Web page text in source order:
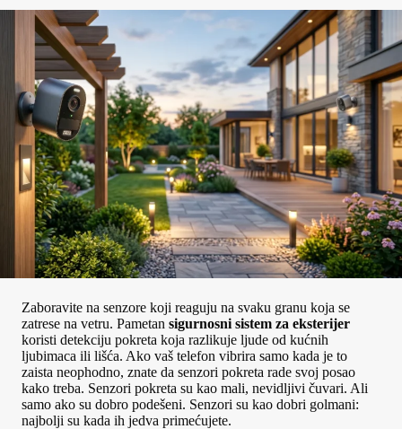
Zaboravite na senzore koji reaguju na svaku granu koja se
zatrese na vetru. Pametan sigurnosni sistem za eksterijer
koristi detekciju pokreta koja razlikuje ljude od kućnih
ljubimaca ili lišća. Ako vaš telefon vibrira samo kada je to
zaista neophodno, znate da senzori pokreta rade svoj posao
kako treba. Senzori pokreta su kao mali, nevidljivi čuvari. Ali
samo ako su dobro podešeni. Senzori su kao dobri golmani:
najbolji su kada ih jedva primećujete.